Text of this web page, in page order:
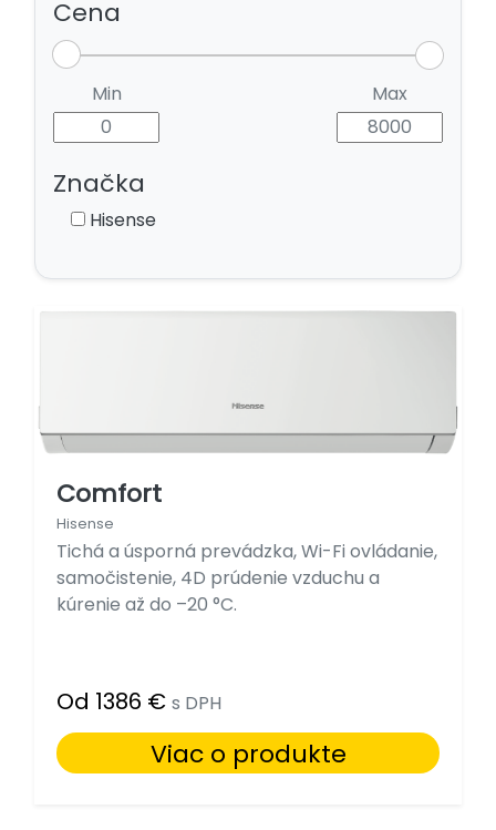
Cena
Min Max
Značka
Hisense
Comfort
Hisense
Tichá a úsporná prevádzka, Wi-Fi ovládanie,
samočistenie, 4D prúdenie vzduchu a
kúrenie až do –20 °C.
Od 1386 € s DPH
Viac o produkte